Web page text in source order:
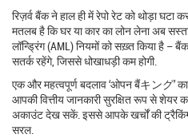
रिज़र्व बैंक ने हाल ही में रेपो रेट को थोड़ा
मतलब है कि घर या कार का लोन लेना अब
लॉन्ड्रिंग (AML) नियमों को सख़्त किया है
सतर्क रहेंगे, जिससे धोखाधड़ी कम होगी.
एक और महत्वपूर्ण बदलाव ‘ओपन बैंキング’
आपकी वित्तीय जानकारी सुरक्षित रूप से
अकाउंट देख सकें. इससे आपके खर्चों की
सरल.